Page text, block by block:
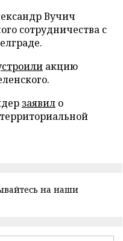
Вучич
сотрудничества с
акцию
заявил о
на наши